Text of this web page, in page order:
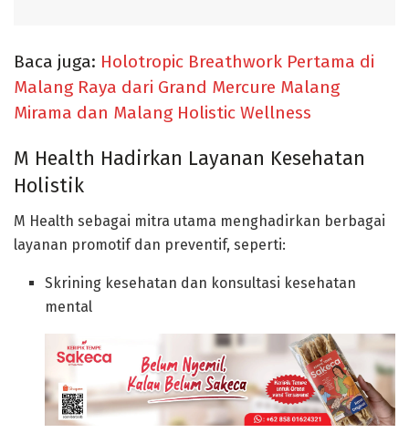
Baca juga: Holotropic Breathwork Pertama di
Malang Raya dari Grand Mercure Malang
Mirama dan Malang Holistic Wellness
M Health Hadirkan Layanan Kesehatan
Holistik
M Health sebagai mitra utama menghadirkan berbagai
layanan promotif dan preventif, seperti:
Skrining kesehatan dan konsultasi kesehatan
mental